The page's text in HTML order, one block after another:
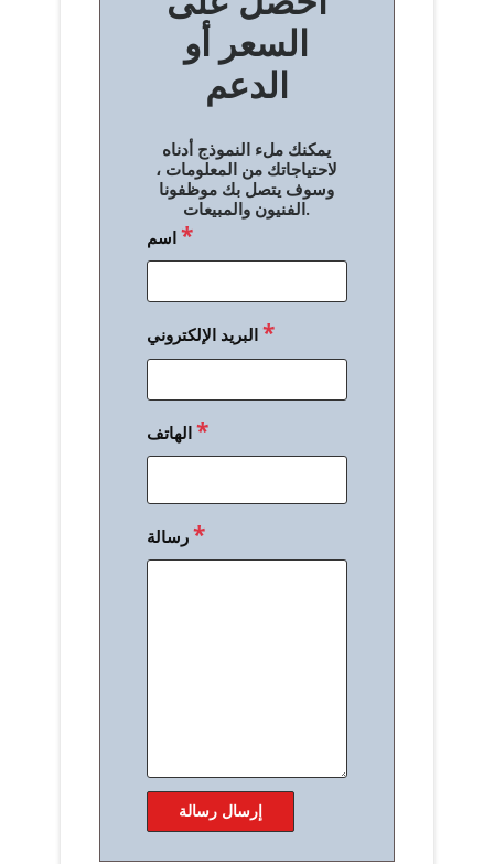
السعر أو
الدعم
يمكنك ملء النموذج أدناه
لاحتياجاتك من المعلومات ،
وسوف يتصل بك موظفونا
الفنيون والمبيعات.
اسم*
البريد الإلكتروني*
الهاتف*
رسالة*